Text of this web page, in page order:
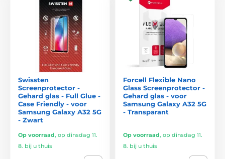
Swissten
Screenprotector -
Gehard glas - Full Glue -
Case Friendly - voor
Samsung Galaxy A32 5G
- Zwart
Op voorraad, op dinsdag 11.
8. bij u thuis
Forcell Flexible Nano
Glass Screenprotector -
Gehard glas - voor
Samsung Galaxy A32 5G
- Transparant
Op voorraad, op dinsdag 11.
8. bij u thuis